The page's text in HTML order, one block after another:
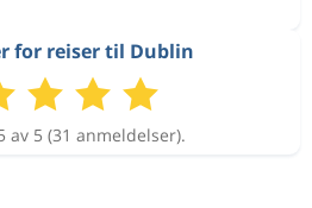
for reiser til Dublin
av 5 (31 anmeldelser).